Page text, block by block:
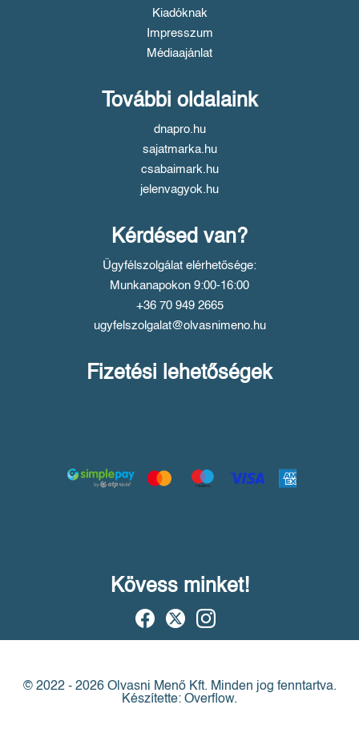
Kiadóknak
Impresszum
Médiaajánlat
További oldalaink
dnapro.hu
sajatmarka.hu
csabaimark.hu
jelenvagyok.hu
Kérdésed van?
Ügyfélszolgálat elérhetősége:
Munkanapokon 9:00-16:00
+36 70 949 2665
ugyfelszolgalat@olvasnimeno.hu
Fizetési lehetőségek
Kövess minket!
© 2022 - 2026 Olvasni Menő Kft. Minden jog fenntartva.
Készítette: Overflow.